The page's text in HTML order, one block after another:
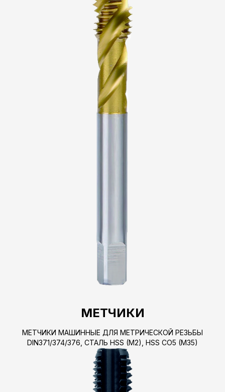
МЕТЧИКИ
МЕТЧИКИ МАШИННЫЕ ДЛЯ МЕТРИЧЕСКОЙ РЕЗЬБЫ
DIN371/374/376, СТАЛЬ HSS (M2), HSS CO5 (M35)